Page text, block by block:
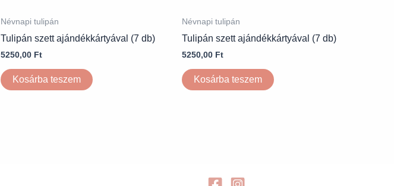
Névnapi tulipán
Tulipán szett ajándékkártyával (7 db)
5250,00 Ft
Kosárba teszem
Névnapi tulipán
Tulipán szett ajándékkártyával (7 db)
5250,00 Ft
Kosárba teszem